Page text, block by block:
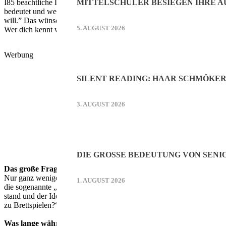
MITTELSCHÜLER BESIEGEN IHRE
5. AUGUST 2026
SILENT READING: HAAR
3. AUGUST 2026
DIE GROSSE BEDEUTUNG VON
1. AUGUST 2026
I85 beachtliche Lenze zählt der ehemalige langjährige Leiter des
bedeutet und welchen Willen es benötigt“, zeigt sich auch
will.” Das wünsche er Tom Werneck natürlich auch, so Bukowski
Wer dich kennt weiß, dass das nicht der End- sondern vielmehr der
Werbung
Das große Fragezeichen
Nur ganz wenige Kunsthochschulen mit Promotionsrecht, die einen
die sogenannte „Begabtenklausel“, erklärt Biermann und erinnert
stand und der Idee eine Doktorarbeit über Brettspiele als Kulturgut
zu Brettspielen?“, dachte ich.“
Was lange währt kann der Auftakt für mehr sein